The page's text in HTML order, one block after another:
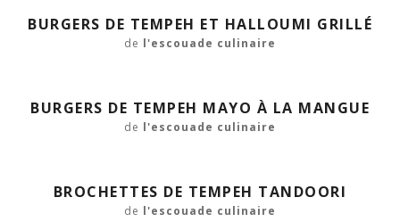
BURGERS DE TEMPEH ET HALLOUMI GRILLÉ
de l'escouade culinaire
BURGERS DE TEMPEH MAYO À LA MANGUE
de l'escouade culinaire
BROCHETTES DE TEMPEH TANDOORI
de l'escouade culinaire